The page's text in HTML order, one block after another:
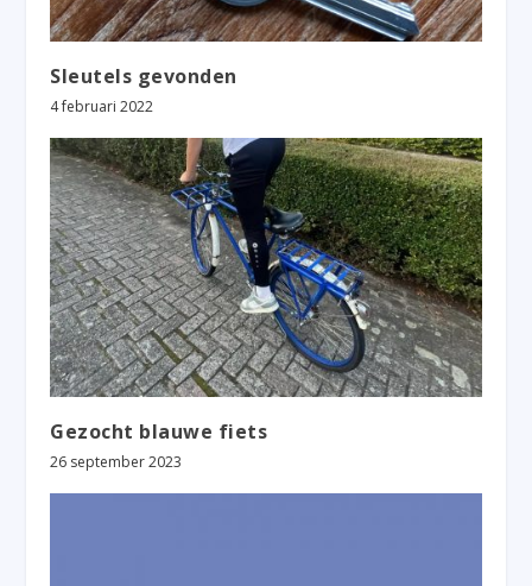
Sleutels gevonden
4 februari 2022
Gezocht blauwe fiets
26 september 2023